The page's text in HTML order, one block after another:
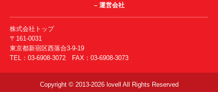
– 運営会社
株式会社トップ
〒161-0031
東京都新宿区西落合3-9-19
TEL：03-6908-3072 FAX：03-6908-3073
Copyright © 2013-2026 lovell All Rights Reserved